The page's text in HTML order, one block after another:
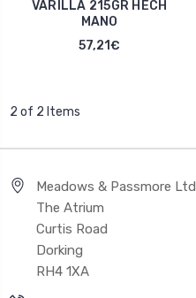
VARILLA 215GR HECH
MANO
57,21€
2 of 2 Items
Meadows & Passmore Ltd
The Atrium
Curtis Road
Dorking
RH4 1XA